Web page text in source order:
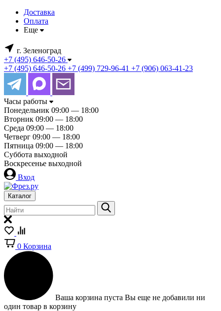
Доставка
Оплата
Еще
г. Зеленоград
+7 (495) 646-50-26
+7 (495) 646-50-26 +7 (499) 729-96-41 +7 (906) 063-41-23
Часы работы
Понедельник 09:00 — 18:00
Вторник 09:00 — 18:00
Среда 09:00 — 18:00
Четверг 09:00 — 18:00
Пятница 09:00 — 18:00
Суббота выходной
Воскресенье выходной
Вход
Каталог
0 Корзина
Ваша корзина пуста Вы еще не добавили ни
один товар в корзину